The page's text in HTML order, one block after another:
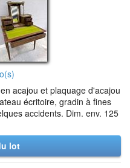
acajou et plaquage d'acajou
écritoire, gradin à fines
accidents. Dim. env. 125
lot